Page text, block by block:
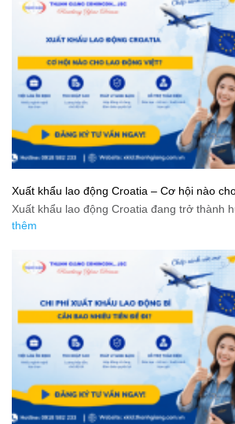
Xuất khẩu lao động Croatia – Cơ hội nào
Xuất khẩu lao động Croatia đang trở thành
thêm